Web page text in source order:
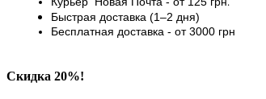
Быстрая доставка (1–2 дня)
Бесплатная доставка - от 3000 грн
Скидка 20%!